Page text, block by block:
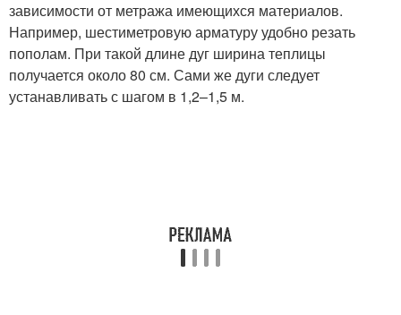
зависимости от метража имеющихся материалов.
Например, шестиметровую арматуру удобно резать
пополам. При такой длине дуг ширина теплицы
получается около 80 см. Сами же дуги следует
устанавливать с шагом в 1,2–1,5 м.